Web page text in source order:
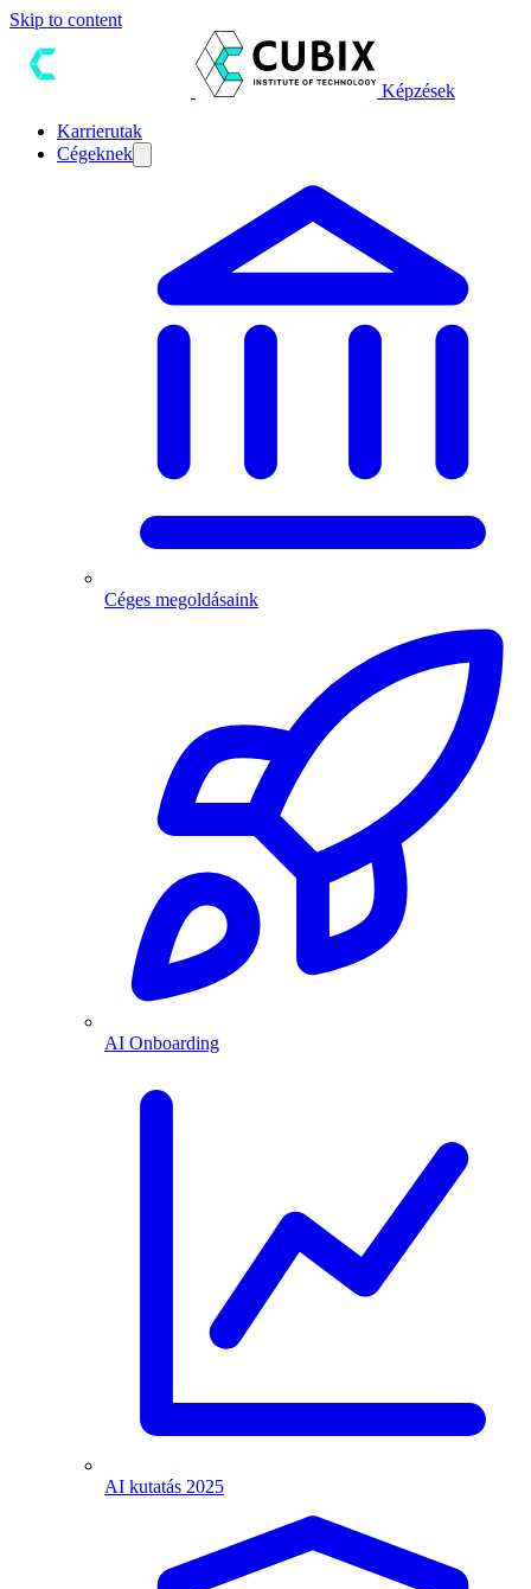
Skip to content
Képzések
Karrierutak
Cégeknek
Céges megoldásaink
AI Onboarding
AI kutatás 2025